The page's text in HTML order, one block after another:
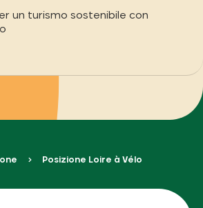
un turismo sostenibile con
Posizione Loire à Vélo